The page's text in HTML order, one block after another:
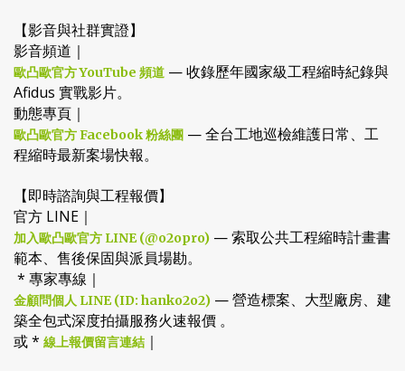
【影音與社群實證】
影音頻道｜
歐凸歐官方 YouTube 頻道 — 收錄歷年國家級工程縮時紀錄與
Afidus 實戰影片。
動態專頁｜
歐凸歐官方 Facebook 粉絲團 — 全台工地巡檢維護日常、工
程縮時最新案場快報。
【即時諮詢與工程報價】
官方 LINE｜
加入歐凸歐官方 LINE (@o2opro) — 索取公共工程縮時計畫書
範本、售後保固與派員場勘。
* 專家專線｜
金顧問個人 LINE (ID: hanko2o2) — 營造標案、大型廠房、建
築全包式深度拍攝服務火速報價 。
或 * 線上報價留言連結 ｜